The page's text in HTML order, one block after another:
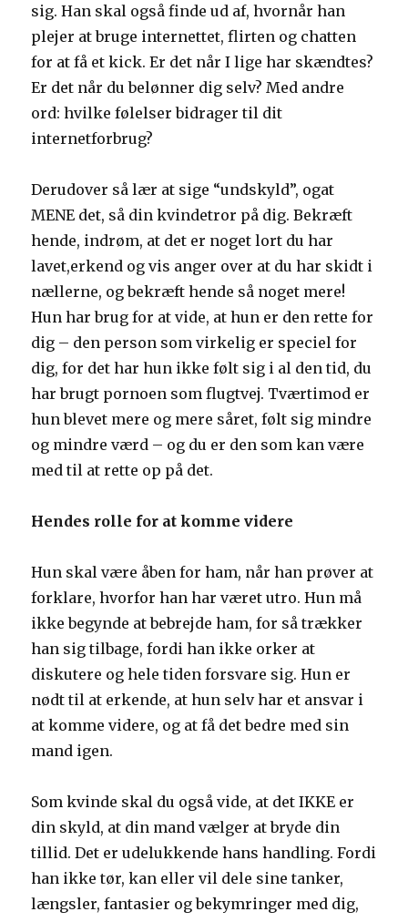
sig. Han skal også finde ud af, hvornår han
plejer at bruge internettet, flirten og chatten
for at få et kick. Er det når I lige har skændtes?
Er det når du belønner dig selv? Med andre
ord: hvilke følelser bidrager til dit
internetforbrug?
Derudover så lær at sige “undskyld”, ogat
MENE det, så din kvindetror på dig. Bekræft
hende, indrøm, at det er noget lort du har
lavet,erkend og vis anger over at du har skidt i
nællerne, og bekræft hende så noget mere!
Hun har brug for at vide, at hun er den rette for
dig – den person som virkelig er speciel for
dig, for det har hun ikke følt sig i al den tid, du
har brugt pornoen som flugtvej. Tværtimod er
hun blevet mere og mere såret, følt sig mindre
og mindre værd – og du er den som kan være
med til at rette op på det.
Hendes rolle for at komme videre
Hun skal være åben for ham, når han prøver at
forklare, hvorfor han har været utro. Hun må
ikke begynde at bebrejde ham, for så trækker
han sig tilbage, fordi han ikke orker at
diskutere og hele tiden forsvare sig. Hun er
nødt til at erkende, at hun selv har et ansvar i
at komme videre, og at få det bedre med sin
mand igen.
Som kvinde skal du også vide, at det IKKE er
din skyld, at din mand vælger at bryde din
tillid. Det er udelukkende hans handling. Fordi
han ikke tør, kan eller vil dele sine tanker,
længsler, fantasier og bekymringer med dig,